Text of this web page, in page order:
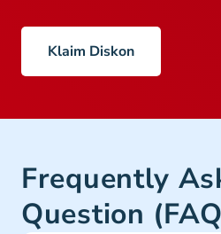
Klaim Diskon
Frequently
Question